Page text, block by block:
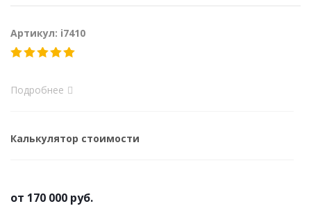
Артикул: i7410
Подробнее
Калькулятор стоимости
от 170 000 руб.